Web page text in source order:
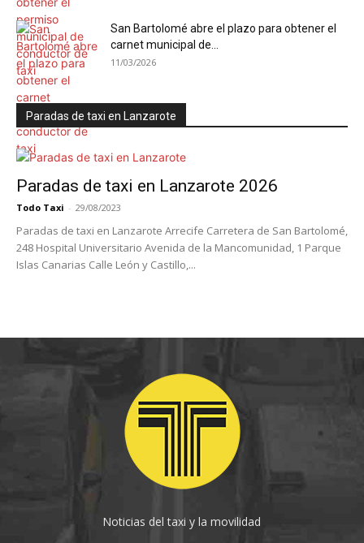
San Bartolomé abre el plazo para obtener el
carnet municipal de...
11/03/2026
Paradas de taxi en Lanzarote
Paradas de taxi en Lanzarote 2026
Todo Taxi - 29/08/2023
Paradas de taxi en Lanzarote Arrecife Carretera de San Bartolomé,
248 Hospital Universitario Avenida de la Mancomunidad, 1 Parque
Islas Canarias Calle León y Castillo,...
Noticias del taxi y la movilidad